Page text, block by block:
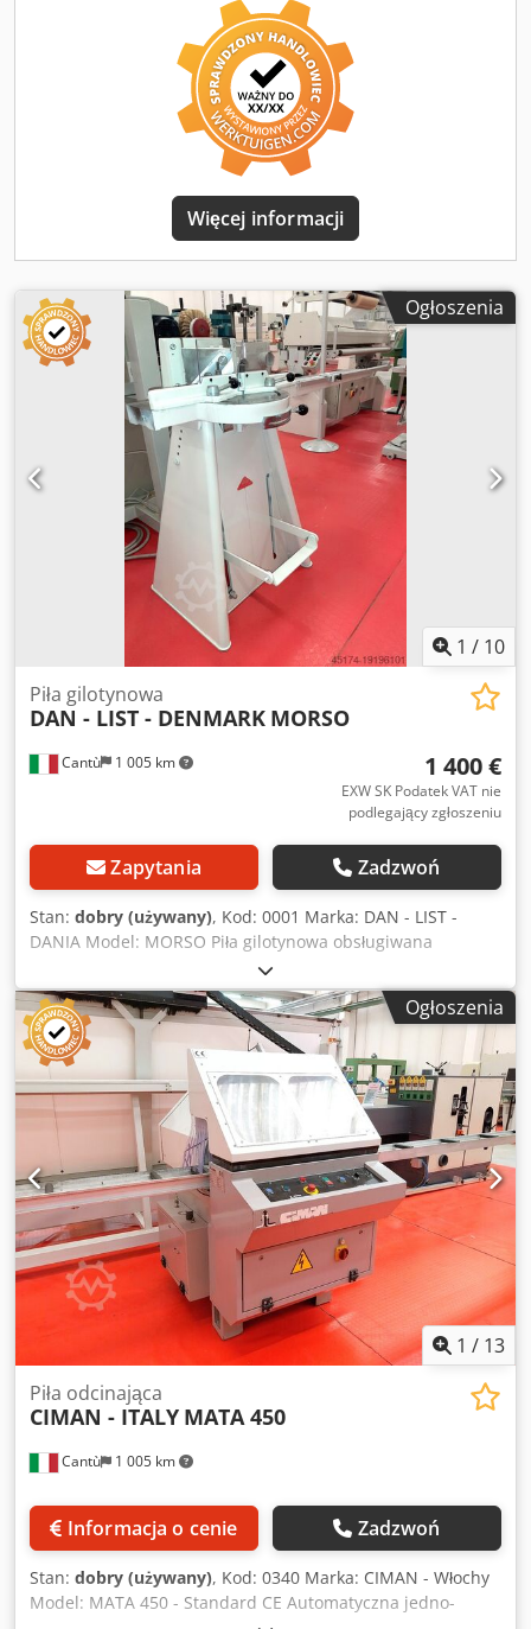
Więcej informacji
Ogłoszenia
1 / 10
Cantù 1 005 km
Piła gilotynowa
DAN - LIST - DENMARK MORSO
1 400 €
EXW SK Podatek VAT nie
podlegający zgłoszeniu
Zapytania Zadzwoń
Stan: dobry (używany), Kod: 0001 Marka: DAN - LIST -
DANIA Model: MORSO Piła gilotynowa obsługiwana
pedałem do cięcia obu stron ram pod kątem 45° Dane
techniczne: Dodpewl Ihgjfx Acmewa Maksymalna szerokość
ciętego pręta cm 10 Maksymalna wysokość pręta cm 16
Długość prawego stołu podporowego cm 80 Para stalowych
ostrzy Wysokość powierzchni podporowej od podłoża cm
83 Układ pomiarowy z podziałką 3 milimetrową Wymiary
całkowite zmontowanej maszyny mm 1750 x 550 x 950 h
Wymiary całkowite do transportu mm 650 x 550 x 950 h
Waga kg 90
Ogłoszenia
1 / 13
Cantù 1 005 km
Piła odcinająca
CIMAN - ITALY MATA 450
Informacja o cenie Zadzwoń
Stan: dobry (używany), Kod: 0340 Marka: CIMAN - Włochy
Model: MATA 450 - Standard CE Automatyczna jedno-